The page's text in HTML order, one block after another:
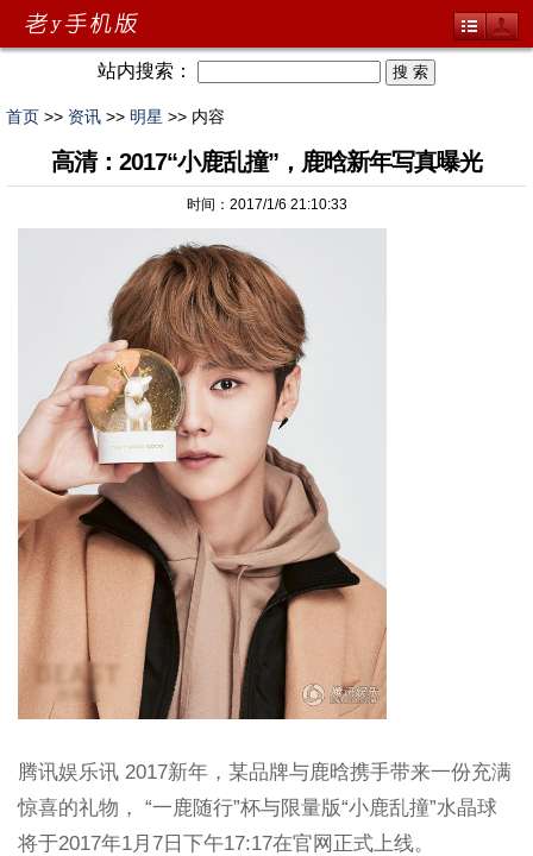
站内搜索：
首页 >> 资讯 >> 明星 >> 内容
高清：2017“小鹿乱撞”，鹿晗新年写真曝光
时间：2017/1/6 21:10:33
腾讯娱乐讯 2017新年，某品牌与鹿晗携手带来一份充满
惊喜的礼物， “一鹿随行”杯与限量版“小鹿乱撞”水晶球
将于2017年1月7日下午17:17在官网正式上线。